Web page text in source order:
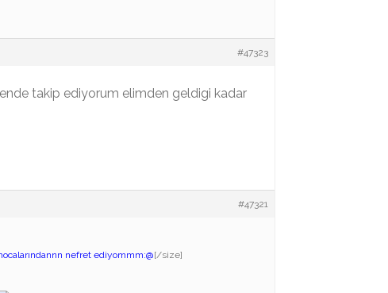
#47323
takip ediyorum elimden geldigi kadar
#47321
nefret ediyommm:@[/size]